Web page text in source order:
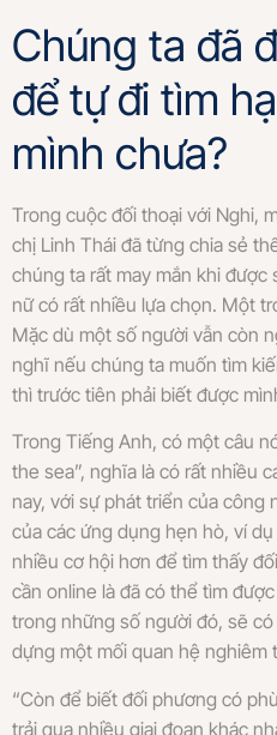
Chúng ta đã
để tự đi tìm
mình chưa?
Trong cuộc đối thoại với Nghi,
chị Linh Thái đã từng chia sẻ
chúng ta rất may mắn khi
nữ có rất nhiều lựa chọn. Một
Mặc dù một số người vẫn còn
nghĩ nếu chúng ta muốn tìm
thì trước tiên phải biết được
Trong Tiếng Anh, có một câu
the sea”, nghĩa là có rất nhiều
nay, với sự phát triển của công
của các ứng dụng hẹn hò, ví
nhiều cơ hội hơn để tìm thấy
cần online là đã có thể tìm
trong những số người đó, sẽ
dựng một mối quan hệ nghiêm
“Còn để biết đối phương có
trải qua nhiều giai đoạn khác